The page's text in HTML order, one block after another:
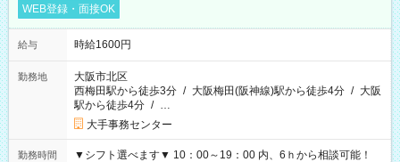
WEB登録・面接OK
給与 時給1600円
勤務地
大阪市北区
西梅田駅から徒歩3分 / 大阪梅田(阪神線)駅から徒歩4分 / 大阪
駅から徒歩4分 / …
大手事務センター
勤務時間
▼シフト選べます▼ 10：00～19：00 内、6ｈから相談可能！